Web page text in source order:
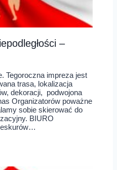
–
Tegoroczna impreza jest
trasa, lokalizacja
dekoracji, podwojona
Organizatorów poważne
sobie skierować do
BIURO